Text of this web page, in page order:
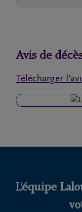
de
funéraires
fréquemment
Avis de
Télécharger
L'équipe